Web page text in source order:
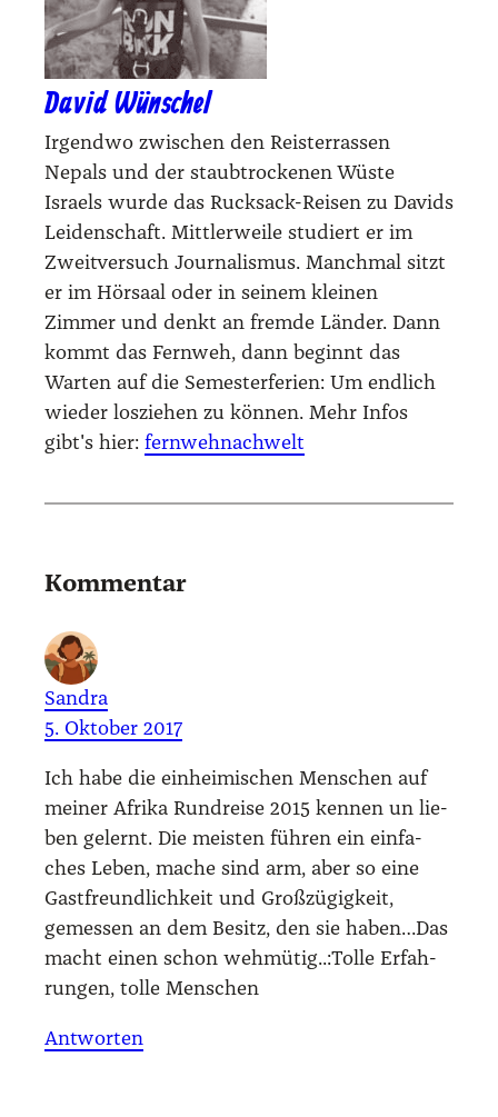
David Wünschel
Irgendwo zwischen den Reisterrassen
Nepals und der staubtrockenen Wüste
Israels wurde das Rucksack-Reisen zu Davids
Leidenschaft. Mittlerweile studiert er im
Zweitversuch Journalismus. Manchmal sitzt
er im Hörsaal oder in seinem kleinen
Zimmer und denkt an fremde Länder. Dann
kommt das Fernweh, dann beginnt das
Warten auf die Semesterferien: Um endlich
wieder losziehen zu können. Mehr Infos
gibt's hier: fernwehnachwelt
Kommentar
Sandra
5. Oktober 2017
Ich habe die ein­hei­mi­schen Men­schen auf
mei­ner Afri­ka Rund­rei­se 2015 ken­nen un lie­
ben gelernt. Die meis­ten füh­ren ein ein­fa­
ches Leben, mache sind arm, aber so eine
Gast­freund­lich­keit und Groß­zü­gig­keit,
gemes­sen an dem Besitz, den sie haben…Das
macht einen schon wehmütig..:Tolle Erfah­
run­gen, tol­le Men­schen
Antworten